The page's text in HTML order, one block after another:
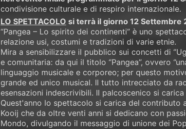
condivisione culturale e di respiro internazionale.
LO SPETTACOLO si terrà il giorno 12 Settembre
“Pangea – Lo spirito dei continenti” è uno
relazione usi, costumi e tradizioni di varie etnie.
Mira a sensibilizzare il pubblico sui concetti di
e comunitaria: da qui il titolo ‘’Pangea’’, ovvero
linguaggio musicale e corporeo; per questo
grande ed unico musical. Il tutto intrecciato da
esensazioni indescrivibili. Il palcoscenico si
Quest'anno lo spettacolo si carica del contributo
Kooij che da oltre venti anni si dedicano con
Mondo, divulgando il messaggio di unione dei